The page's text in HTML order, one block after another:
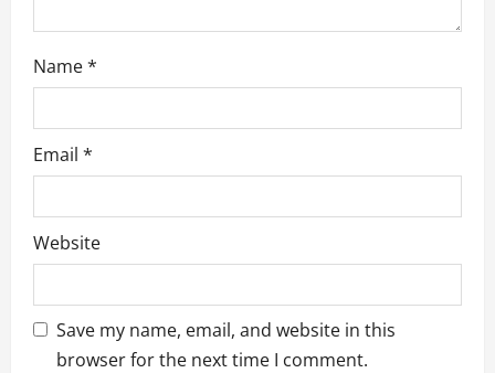
Name*
Email *
Website
Save my name, email, and website in this
browser for the next time I comment.